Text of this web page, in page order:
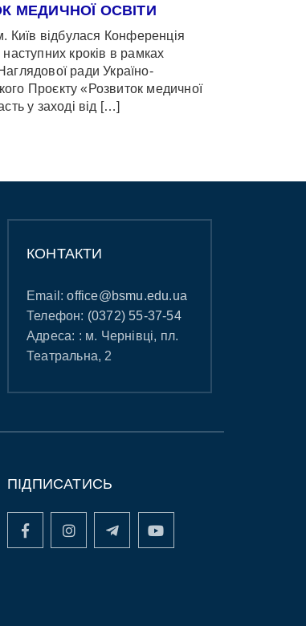
МЕДИЧНОЇ ОСВІТИ
Київ відбулася Конференція
наступних кроків в рамках
ради Україно-
Проєкту «Розвиток медичної
у заході від […]
КОНТАКТИ
Email:office@bsmu.edu.ua
Телефон: (0372) 55-37-54
Адреса: : м. Чернівці, пл.
Театральна, 2
ПІДПИСАТИСЬ